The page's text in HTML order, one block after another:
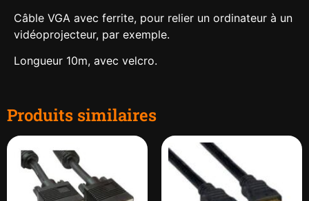
Câble VGA avec ferrite, pour relier un ordinateur à un
vidéoprojecteur, par exemple.
Longueur 10m, avec velcro.
Produits similaires